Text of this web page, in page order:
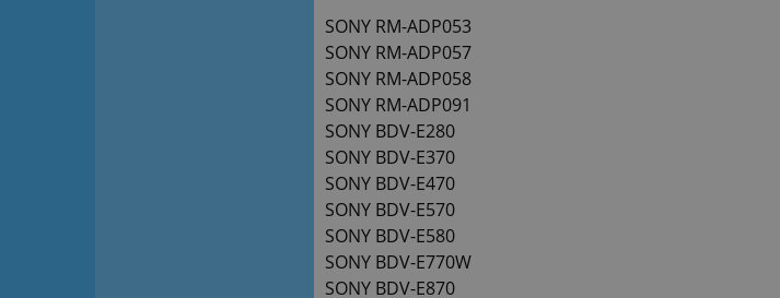
SONY RM-ADP053
SONY RM-ADP057
SONY RM-ADP058
SONY RM-ADP091
SONY BDV-E280
SONY BDV-E370
SONY BDV-E470
SONY BDV-E570
SONY BDV-E580
SONY BDV-E770W
SONY BDV-E870